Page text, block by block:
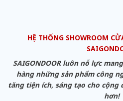
HỆ THỐNG SHOWROOM
SAIGONDOOR luôn nỗ lực
hàng những sản phẩm công
tăng tiện ích, sáng tạo cho
hơn!